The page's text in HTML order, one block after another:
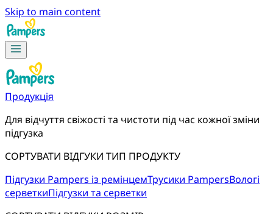
Skip to main content
Продукція
Для відчуття свіжості та чистоти під час кожної зміни
підгузка
СОРТУВАТИ ВІДГУКИ ТИП ПРОДУКТУ
Підгузки Pampers із ремінцемТрусики PampersВологі
серветкиПідгузки та серветки